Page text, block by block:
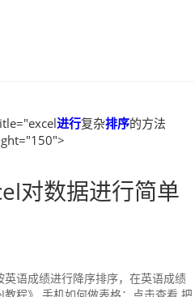
进行复杂排序的方法
对数据进行简单
语成绩进行降序排序，在英语成绩